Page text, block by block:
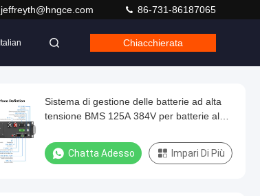
jeffreyth@hngce.com 86-731-86187065
Italian Chiacchierata
Sistema di gestione delle batterie ad alta
tensione BMS 125A 384V per batterie al
BESS
Chatta Adesso Impari Di Più